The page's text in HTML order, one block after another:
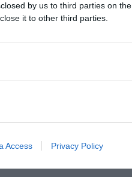
by us to third parties on the
it to other third parties.
Access Privacy Policy